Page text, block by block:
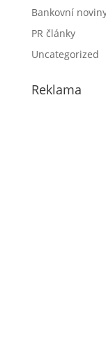
Bankovní
PR články
Uncategorized
Reklama